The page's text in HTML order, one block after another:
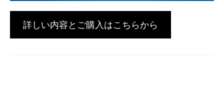
詳しい内容とご購入はこちらから